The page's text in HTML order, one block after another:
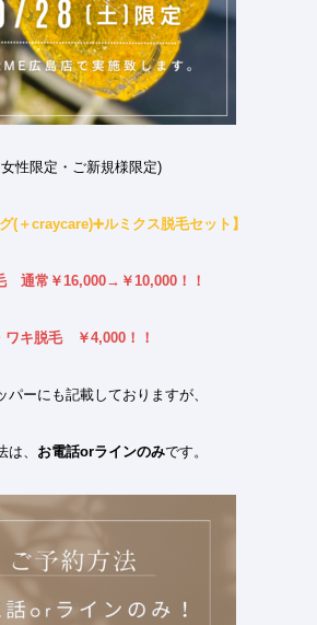
女性限定・ご新規様限定)
(＋craycare)➕ルミクス脱毛セット】
通常￥16,000→ ￥ 10,000 ！！
ワキ脱毛 ￥4,000！！
パーにも記載しておりますが、
は、 お電話orラインのみです。